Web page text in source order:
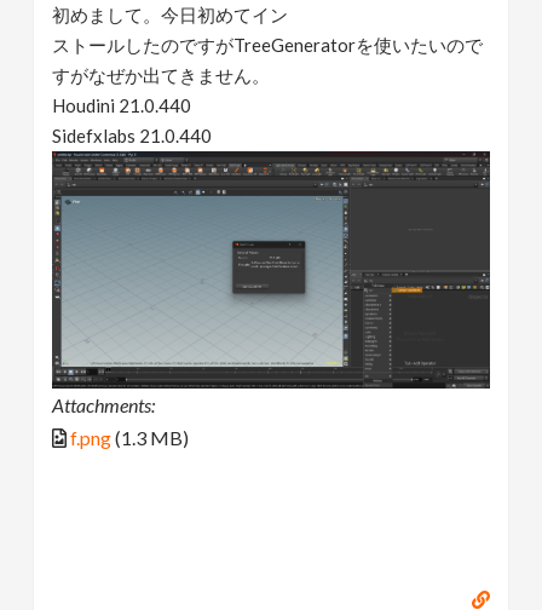
初めまして。今日初めてイン
ストールしたのですがTreeGeneratorを使いたいので
すがなぜか出てきません。
Houdini 21.0.440
Sidefxlabs 21.0.440
Attachments:
f.png(1.3 MB)